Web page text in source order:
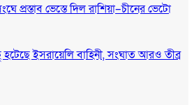
প্রস্তাব ভেস্তে দিল রাশিয়া–চীনের ভেটো
ইসরায়েলি বাহিনী, সংঘাত আরও তীব্র